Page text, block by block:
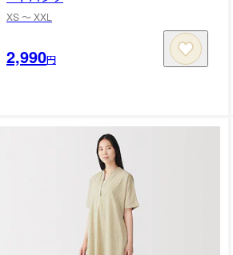
XS 〜 XXL
2,990円